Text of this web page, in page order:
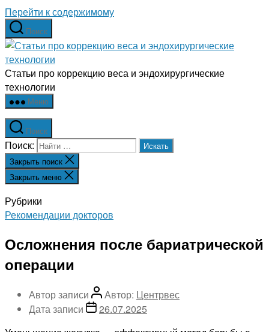
Перейти к содержимому
Поиск
Статьи про коррекцию веса и эндохирургические
технологии
Меню
Поиск
Поиск:
Закрыть поиск
Закрыть меню
Рубрики
Рекомендации докторов
Осложнения после бариатрической
операции
Автор записи Автор: Центрвес
Дата записи
26.07.2025